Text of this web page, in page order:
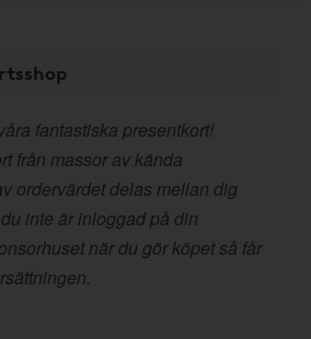
fantastiska presentkort!
från massor av kända
ordervärdet delas mellan dig
inte är inloggad på din
när du gör köpet så får